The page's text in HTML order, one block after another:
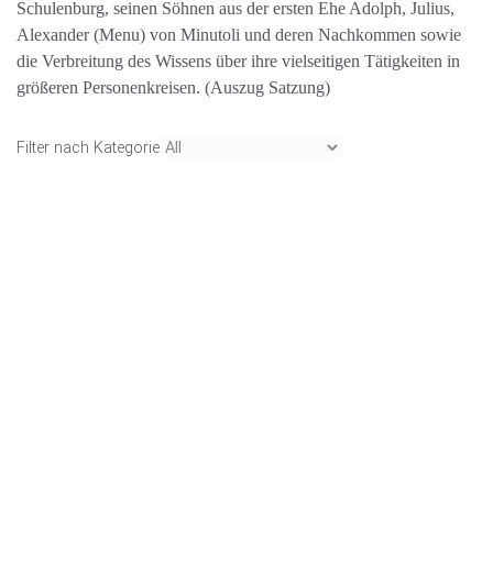
Schulenburg, seinen Söhnen aus der ersten Ehe Adolph, Julius,
Alexander (Menu) von Minutoli und deren Nachkommen sowie
die Verbreitung des Wissens über ihre vielseitigen Tätigkeiten in
größeren Personenkreisen. (Auszug Satzung)
Filter nach Kategorie